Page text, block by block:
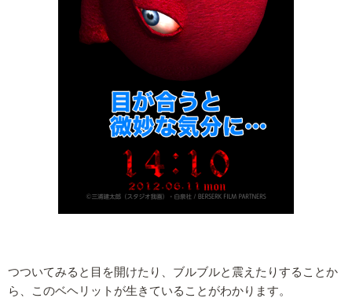
つついてみると目を開けたり、ブルブルと震えたりすることか
ら、このベヘリットが生きていることがわかります。